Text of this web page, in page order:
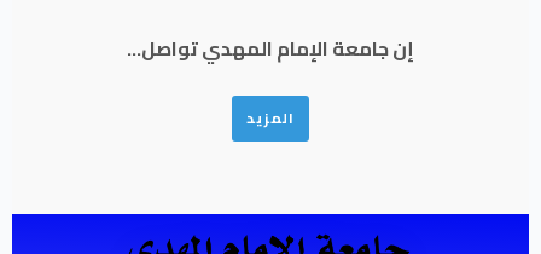
إن جامعة الإمام المهدي تواصل...
المزيد